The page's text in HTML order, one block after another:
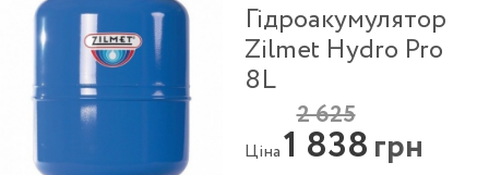
Гідроакумулятор
Zilmet Hydro Pro
8L
Ціна
2 625
1 838грн